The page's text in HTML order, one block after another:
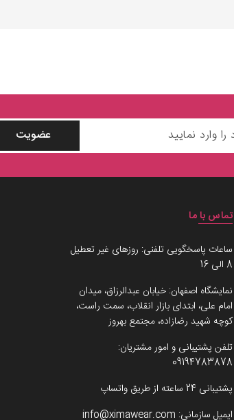
عضویت
تماس با ما
ساعات پاسخگویی تلفنی: روزهای غیر تعطیل
8 الی 16
نمایشگاه اصفهان: خیابان عبدالرزاق، میدان
امام علی، ابتدای بازار انقلاب، سمت راست،
کوچه شهید رضازاده، مجتمع بهروز
تلفن پشتیبانی و امور مشتریان:
09194783878
پشتیبانی 24 ساعته از طریق واتساپ
ایمیل سازمانی: info@ximawear.com